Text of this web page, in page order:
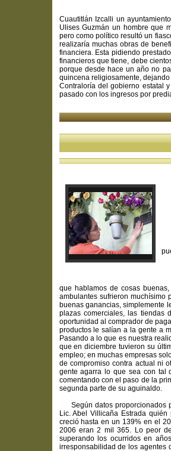
Cuautitlán Izcalli un
Ulises Guzmán un hombre que
pero como político resultó un
realizaría muchas obras de
financiera. Esta pidiendo
financieros que tiene, debe
porque desde hace un año no
quincena religiosamente,
Contraloría del gobierno estatal
pasado con los ingresos por
que hablamos de cosas
ambulantes sufrieron muchísimo
buenas ganancias, simplemente
plazas comerciales, las tiendas
oportunidad al comprador de
productos le salían a la gente a
Pasando a lo que es nuestra
que en diciembre tuvieron su
empleo; en muchas empresas
de compromiso contra actual ni
gente agarra lo que sea con tal
comentando con el paso de la
segunda parte de su aguinaldo.
Según datos proporcionados
Lic. Abel Villicaña Estrada
creció hasta en un 139% en el
2006 eran 2 mil 365. Lo peor
superando los ocurridos en
irresponsabilidad de los agentes